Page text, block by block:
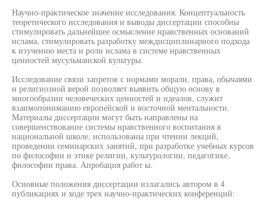
Научно-практическое значение исследования. Концептуальность
теоретического исследования и выводы диссертации способны
стимулировать дальнейшее осмысление нравственных оснований
ислама, стимулировать разработку междисциплинарного подхода
к изучению места и роли ислама в системе нравственных
ценностей мусульманской культуры.
Исследование связи запретов с нормами морали, права, обычаями
и религиозной верой позволяет выявить общую основу в
многообразии человеческих ценностей и идеалов, служит
взаимопониманию европейской и восточной ментальности.
Материалы диссертации могут быть направлены на
совершенствование системы нравственного воспитания в
национальной школе, использованы при чтении лекций,
проведении семинарских занятий, при разработке учебных курсов
по философии и этике религии, культурологии, педагогике,
философии права. Апробация работ ы.
Основные положения диссертации излагались автором в 4
публикациях и ходе трех научно-практических конференций: